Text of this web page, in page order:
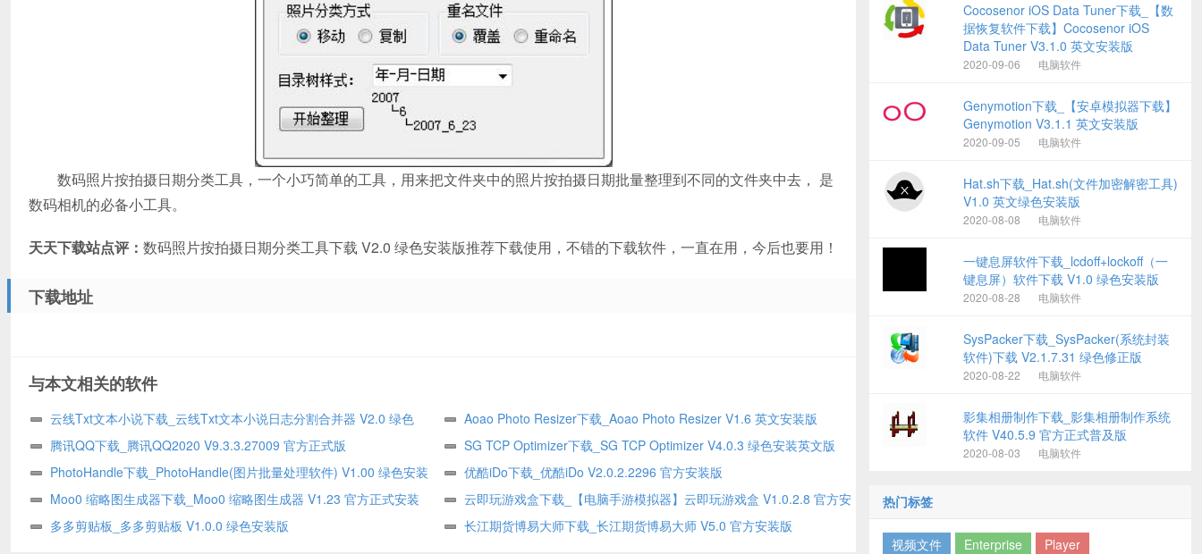
数码照片按拍摄日期分类工具，一个小巧简单的工具，用来把文件夹中的照片按拍摄日期批量整理到不同的文件夹中去， 是
数码相机的必备小工具。
天天下载站点评： 数码照片按拍摄日期分类工具下载 V2.0 绿色安装版推荐下载使用，不错的下载软件，一直在用，今后也要用！
下载地址
与本文相关的软件
云线Txt文本小说下载_云线Txt文本小说日志分割合并器 V2.0 绿色
版
Aoao Photo Resizer下载_Aoao Photo Resizer V1.6 英文安装版
腾讯QQ下载_腾讯QQ2020 V9.3.3.27009 官方正式版
SG TCP Optimizer下载_SG TCP Optimizer V4.0.3 绿色安装英文版
PhotoHandle下载_PhotoHandle(图片批量处理软件) V1.00 绿色安装
版
优酷iDo下载_优酷iDo V2.0.2.2296 官方安装版
Moo0 缩略图生成器下载_Moo0 缩略图生成器 V1.23 官方正式安装
版
云即玩游戏盒下载_【电脑手游模拟器】云即玩游戏盒 V1.0.2.8 官方安
装版
多多剪贴板_多多剪贴板 V1.0.0 绿色安装版 长江期货博易大师下载_长江期货博易大师 V5.0 官方安装版
Cocosenor iOS Data Tuner下载_【数
据恢复软件下载】Cocosenor iOS
Data Tuner V3.1.0 英文安装版
2020-09-06 电脑软件
Genymotion下载_【安卓模拟器下载】
Genymotion V3.1.1 英文安装版
2020-09-05 电脑软件
Hat.sh下载_Hat.sh(文件加密解密工具)
V1.0 英文绿色安装版
2020-08-08 电脑软件
一键息屏软件下载_lcdoff+lockoff（一
键息屏）软件下载 V1.0 绿色安装版
2020-08-28 电脑软件
SysPacker下载_SysPacker(系统封装
软件)下载 V2.1.7.31 绿色修正版
2020-08-22 电脑软件
影集相册制作下载_影集相册制作系统
软件 V40.5.9 官方正式普及版
2020-08-03 电脑软件
热门标签
视频文件 Enterprise Player